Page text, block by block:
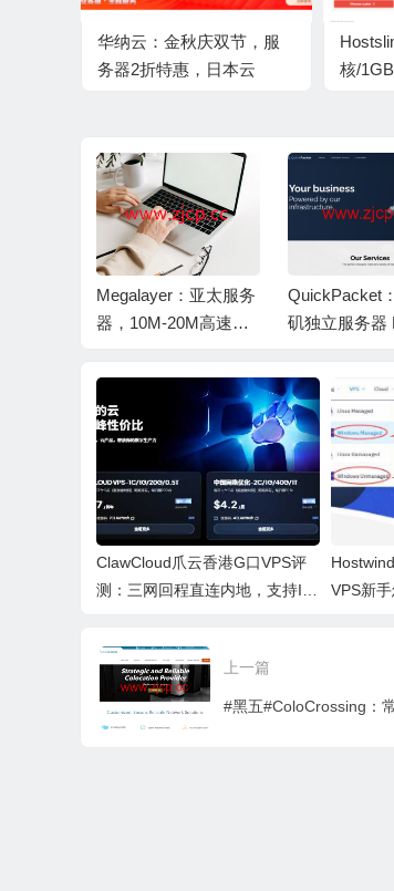
华纳云：金秋庆双节，服
务器2折特惠，日本云
核/
Megalayer：亚太服务
器，10M-20M高速优
量，月付$57起，香
港/新加坡机房
QuickPacket：
矶独立服务器 E3-
带宽 $30 / 月
ClawCloud爪云香港G口VPS评
测：三网回程直连内地，支持IPv
VPS新
上一篇